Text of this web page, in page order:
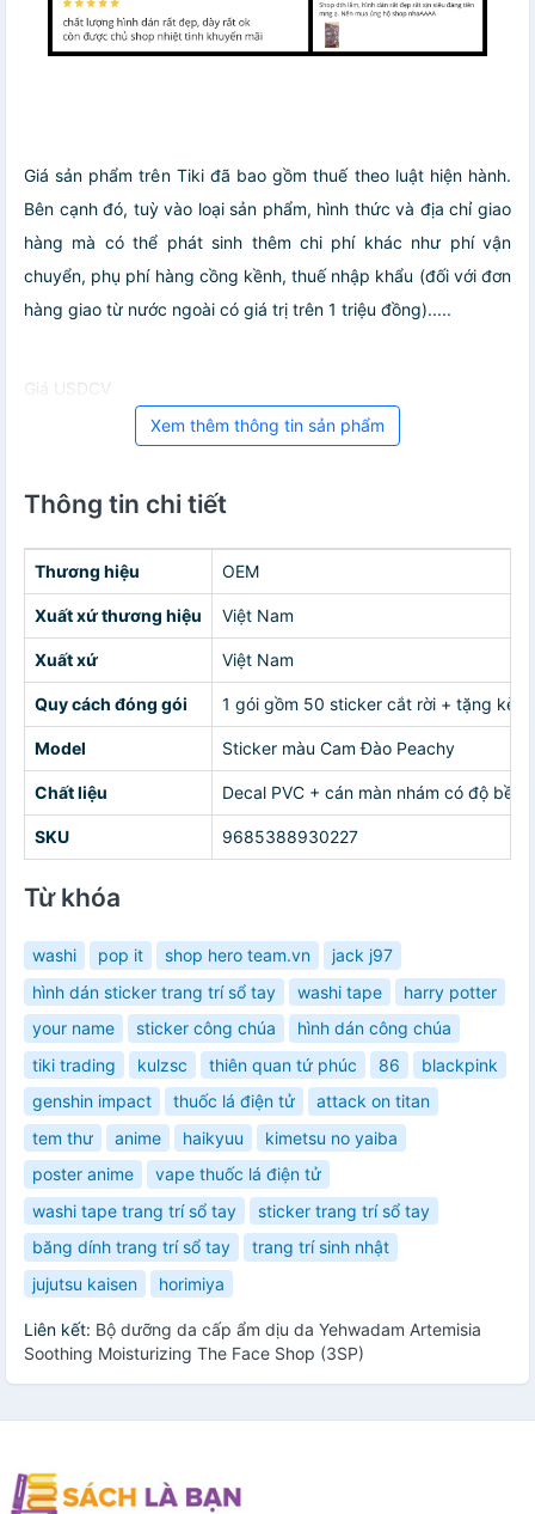
Giá sản phẩm trên Tiki đã bao gồm thuế theo luật hiện hành.
Bên cạnh đó, tuỳ vào loại sản phẩm, hình thức và địa chỉ giao
hàng mà có thể phát sinh thêm chi phí khác như phí vận
chuyển, phụ phí hàng cồng kềnh, thuế nhập khẩu (đối với đơn
hàng giao từ nước ngoài có giá trị trên 1 triệu đồng).....
Giá USDCV
Xem thêm thông tin sản phẩm
Thông tin chi tiết
Thương hiệu OEM
Xuất xứ thương hiệu Việt Nam
Xuất xứ Việt Nam
Quy cách đóng gói 1 gói gồm 50 sticker cắt rời + tặng kèm
Model Sticker màu Cam Đào Peachy
Chất liệu Decal PVC + cán màn nhám có độ bền
SKU 9685388930227
Từ khóa
washi pop it shop hero team.vn
jack j97
hình dán sticker trang trí sổ tay
washi tape
harry potter
your name
sticker công chúa
hình dán công chúa
tiki trading
kulzsc thiên quan tứ phúc 86
blackpink
genshin impact
thuốc lá điện tử
attack on titan
tem thư
anime haikyuu
kimetsu no yaiba
poster anime
vape thuốc lá điện tử
washi tape trang trí sổ tay
sticker trang trí sổ tay
băng dính trang trí sổ tay
trang trí sinh nhật
jujutsu kaisen
horimiya
Liên kết: Bộ dưỡng da cấp ẩm dịu da Yehwadam Artemisia
Soothing Moisturizing The Face Shop (3SP)